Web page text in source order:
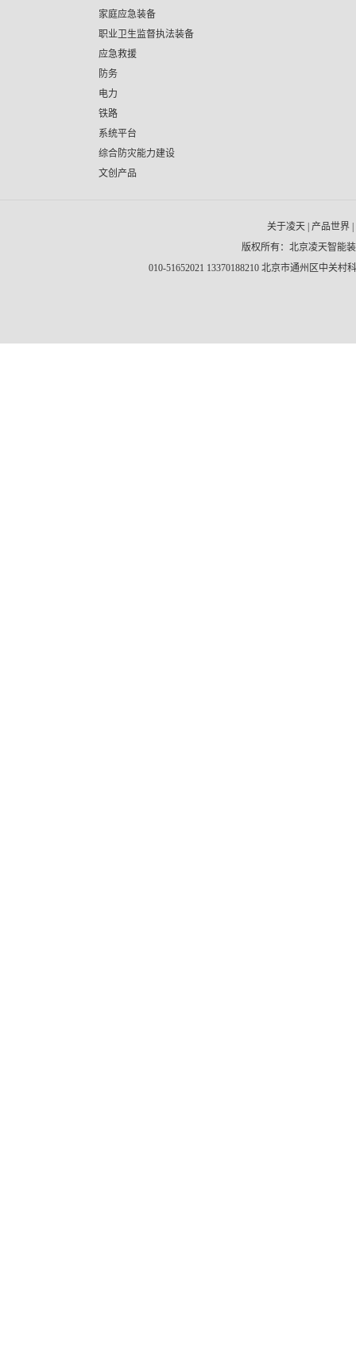
家庭应急装备
职业卫生监督执法装备
应急救援
防务
电力
铁路
系统平台
综合防灾能力建设
文创产品
关于凌天 产品世界
版权所有：北京凌天智能
010-51652021 13370188210 北京市通州区中关